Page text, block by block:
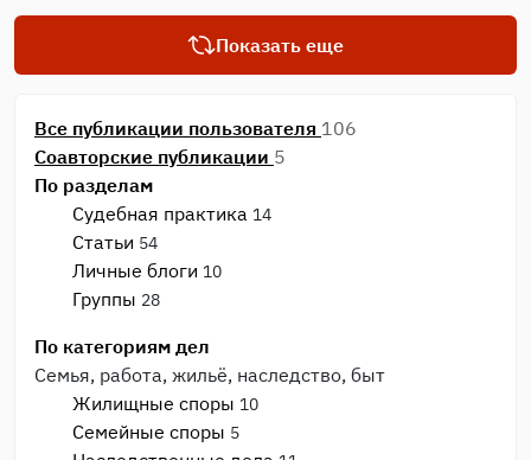
апелляционное рассмотрение, результат которого очевиден!
Показать еще
Все публикации пользователя 106
Соавторские публикации 5
По разделам
Судебная практика 14
Статьи 54
Личные блоги 10
Группы 28
По категориям дел
Семья, работа, жильё, наследство, быт
Жилищные споры 10
Семейные споры 5